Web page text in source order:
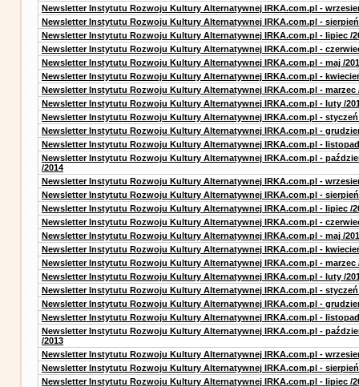
Newsletter Instytutu Rozwoju Kultury Alternatywnej IRKA.com.pl -
Newsletter Instytutu Rozwoju Kultury Alternatywnej IRKA.com.pl -
Newsletter Instytutu Rozwoju Kultury Alternatywnej IRKA.com.pl - lipiec /
Newsletter Instytutu Rozwoju Kultury Alternatywnej IRKA.com.pl -
Newsletter Instytutu Rozwoju Kultury Alternatywnej IRKA.com.pl - maj /
Newsletter Instytutu Rozwoju Kultury Alternatywnej IRKA.com.pl -
Newsletter Instytutu Rozwoju Kultury Alternatywnej IRKA.com.pl - marzec
Newsletter Instytutu Rozwoju Kultury Alternatywnej IRKA.com.pl - luty /
Newsletter Instytutu Rozwoju Kultury Alternatywnej IRKA.com.pl - styczeń
Newsletter Instytutu Rozwoju Kultury Alternatywnej IRKA.com.pl -
Newsletter Instytutu Rozwoju Kultury Alternatywnej IRKA.com.pl - listopad
Newsletter Instytutu Rozwoju Kultury Alternatywnej IRKA.com.pl -
/2014
Newsletter Instytutu Rozwoju Kultury Alternatywnej IRKA.com.pl -
Newsletter Instytutu Rozwoju Kultury Alternatywnej IRKA.com.pl - sierpień
Newsletter Instytutu Rozwoju Kultury Alternatywnej IRKA.com.pl - lipiec /
Newsletter Instytutu Rozwoju Kultury Alternatywnej IRKA.com.pl -
Newsletter Instytutu Rozwoju Kultury Alternatywnej IRKA.com.pl - maj /
Newsletter Instytutu Rozwoju Kultury Alternatywnej IRKA.com.pl -
Newsletter Instytutu Rozwoju Kultury Alternatywnej IRKA.com.pl - marzec
Newsletter Instytutu Rozwoju Kultury Alternatywnej IRKA.com.pl - luty /
Newsletter Instytutu Rozwoju Kultury Alternatywnej IRKA.com.pl - styczeń
Newsletter Instytutu Rozwoju Kultury Alternatywnej IRKA.com.pl -
Newsletter Instytutu Rozwoju Kultury Alternatywnej IRKA.com.pl - listopad
Newsletter Instytutu Rozwoju Kultury Alternatywnej IRKA.com.pl -
/2013
Newsletter Instytutu Rozwoju Kultury Alternatywnej IRKA.com.pl -
Newsletter Instytutu Rozwoju Kultury Alternatywnej IRKA.com.pl - sierpień
Newsletter Instytutu Rozwoju Kultury Alternatywnej IRKA.com.pl - lipiec /